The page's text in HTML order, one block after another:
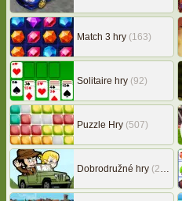
Match 3 hry (163)
Solitaire hry (92)
Puzzle Hry (507)
Dobrodružné hry (217)